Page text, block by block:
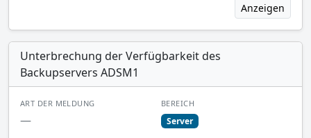
Anzeigen
Unterbrechung der Verfügbarkeit des
Backupservers ADSM1
ART DER MELDUNG
—
BEREICH
Server